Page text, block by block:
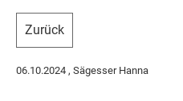
Zurück
06.10.2024 , Sägesser Hanna